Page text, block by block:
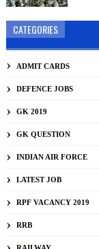
CATEGORIES
ADMIT CARDS
DEFENCE JOBS
GK 2019
GK QUESTION
INDIAN AIR FORCE
LATEST JOB
RPF VACANCY 2019
RRB